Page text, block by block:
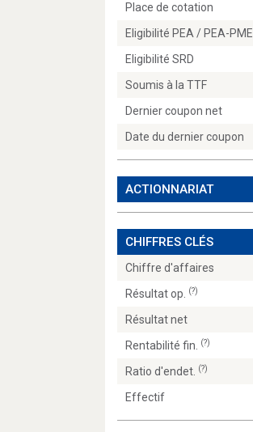
Place de cotation
Eligibilité PEA / PEA-PME
Eligibilité SRD
Soumis à la TTF
Dernier coupon net
Date du dernier coupon
ACTIONNARIAT
CHIFFRES CLÉS
Chiffre d'affaires
Résultat op.
(?)
Résultat net
Rentabilité fin.
(?)
Ratio d'endet. (?)
Effectif